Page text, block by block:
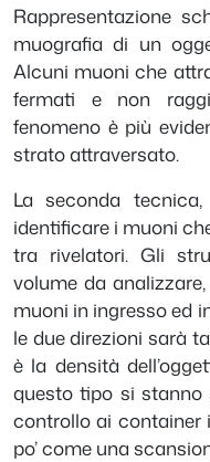
Rappresentazione
muografia di un
Alcuni muoni che
fermati e non
fenomeno è più
strato attraversato.
La seconda
identificare i muoni
tra rivelatori. Gli
volume da
muoni in ingresso ed
le due direzioni sarà
è la densità
questo tipo si stanno
controllo ai container
po’ come una